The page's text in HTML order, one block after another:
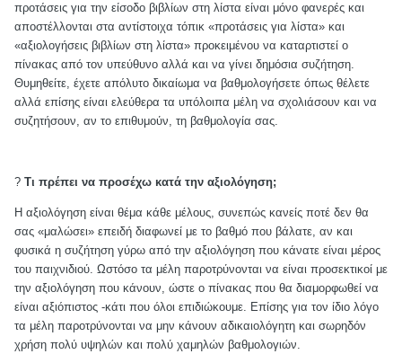
προτάσεις για την είσοδο βιβλίων στη λίστα είναι μόνο φανερές και
αποστέλλονται στα αντίστοιχα τόπικ «προτάσεις για λίστα» και
«αξιολογήσεις βιβλίων στη λίστα» προκειμένου να καταρτιστεί ο
πίνακας από τον υπεύθυνο αλλά και να γίνει δημόσια συζήτηση.
Θυμηθείτε, έχετε απόλυτο δικαίωμα να βαθμολογήσετε όπως θέλετε
αλλά επίσης είναι ελεύθερα τα υπόλοιπα μέλη να σχολιάσουν και να
συζητήσουν, αν το επιθυμούν, τη βαθμολογία σας.
? Τι πρέπει να προσέχω κατά την αξιολόγηση;
Η αξιολόγηση είναι θέμα κάθε μέλους, συνεπώς κανείς ποτέ δεν θα
σας «μαλώσει» επειδή διαφωνεί με το βαθμό που βάλατε, αν και
φυσικά η συζήτηση γύρω από την αξιολόγηση που κάνατε είναι μέρος
του παιχνιδιού. Ωστόσο τα μέλη παροτρύνονται να είναι προσεκτικοί με
την αξιολόγηση που κάνουν, ώστε ο πίνακας που θα διαμορφωθεί να
είναι αξιόπιστος -κάτι που όλοι επιδιώκουμε. Επίσης για τον ίδιο λόγο
τα μέλη παροτρύνονται να μην κάνουν αδικαιολόγητη και σωρηδόν
χρήση πολύ υψηλών και πολύ χαμηλών βαθμολογιών.